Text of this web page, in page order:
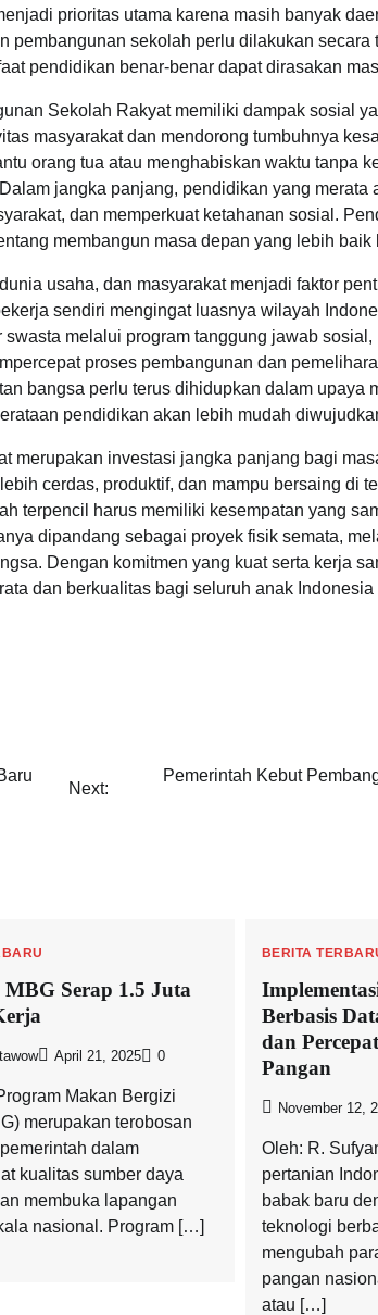
prioritas utama karena masih banyak
pembangunan sekolah perlu dilakukan secara
pendidikan benar-benar dapat dirasakan
Sekolah Rakyat memiliki dampak sosial
masyarakat dan mendorong tumbuhnya
orang tua atau menghabiskan waktu tanpa
jangka panjang, pendidikan yang merata
dan memperkuat ketahanan sosial.
membangun masa depan yang lebih
usaha, dan masyarakat menjadi faktor
sendiri mengingat luasnya wilayah
melalui program tanggung jawab
proses pembangunan dan
bangsa perlu terus dihidupkan dalam upaya
pendidikan akan lebih mudah
merupakan investasi jangka panjang bagi
cerdas, produktif, dan mampu bersaing di
terpencil harus memiliki kesempatan yang
dipandang sebagai proyek fisik semata,
Dengan komitmen yang kuat serta kerja
dan berkualitas bagi seluruh anak
Next:
Pemerintah Kebut
Serap 1.5 Juta
April 21, 2025 0
Makan Bergizi
merupakan terobosan
dalam
kualitas sumber daya
membuka lapangan
nasional. Program […]
BERITA
Berbasis
dan
Pangan
November 12,
Oleh: R.
pertanian
babak baru
teknologi
mengubah
pangan
atau […]